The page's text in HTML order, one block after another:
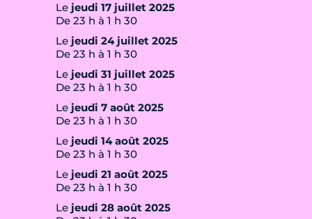
Le jeudi 17 juillet 2025
De 23 h à 1 h 30
Le jeudi 24 juillet 2025
De 23 h à 1 h 30
Le jeudi 31 juillet 2025
De 23 h à 1 h 30
Le jeudi 7 août 2025
De 23 h à 1 h 30
Le jeudi 14 août 2025
De 23 h à 1 h 30
Le jeudi 21 août 2025
De 23 h à 1 h 30
Le jeudi 28 août 2025